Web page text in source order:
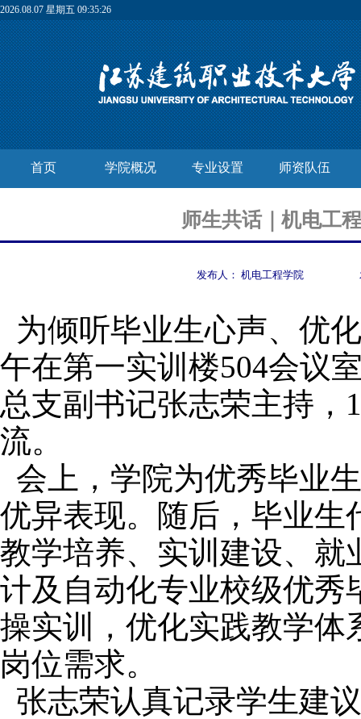
2026.08.07 星期五 09:35:27
首页 学院概况 专业设置 师资队伍
师生共话｜机电工
发布人： 机电工程学院
为倾听毕业生心声、优
午在第一实训楼504会议
总支副书记张志荣主持，
流。
会上，学院为优秀毕业
优异表现。随后，毕业生
教学培养、实训建设、就
计及自动化专业校级优秀
操实训，优化实践教学体
岗位需求。
张志荣认真记录学生建